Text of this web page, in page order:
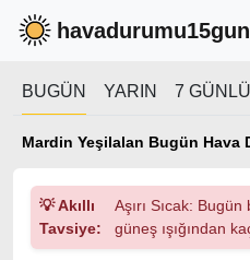
havadurumu15gun
BUGÜN YARIN 7
Mardin Yeşilalan Bugün Hava
💡 Akıllı
Tavsiye:
Aşırı Sıcak:
güneş ışığından